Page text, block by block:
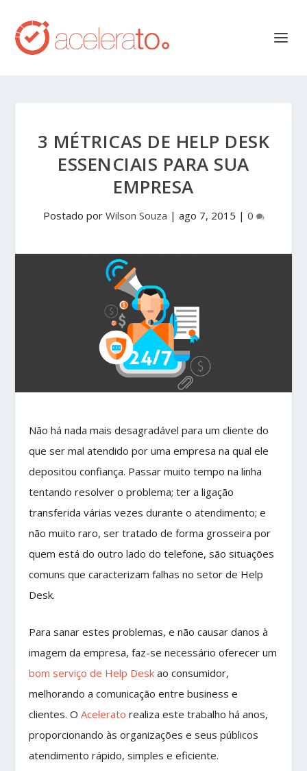
3 MÉTRICAS DE HELP DESK
ESSENCIAIS PARA SUA
EMPRESA
Postado por Wilson Souza | ago 7, 2015 | 0
Não há nada mais desagradável para um cliente do
que ser mal atendido por uma empresa na qual ele
depositou confiança. Passar muito tempo na linha
tentando resolver o problema; ter a ligação
transferida várias vezes durante o atendimento; e
não muito raro, ser tratado de forma grosseira por
quem está do outro lado do telefone, são situações
comuns que caracterizam falhas no setor de Help
Desk.
Para sanar estes problemas, e não causar danos à
imagem da empresa, faz-se necessário oferecer um
bom serviço de Help Desk ao consumidor,
melhorando a comunicação entre business e
clientes. OAcelerato realiza este trabalho há anos,
proporcionando às organizações e seus públicos
atendimento rápido, simples e eficiente.